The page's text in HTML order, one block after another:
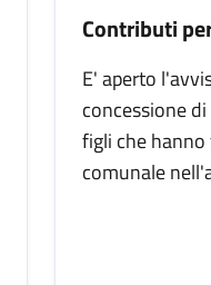
Contributi
E' aperto
concessione
figli che
comunale